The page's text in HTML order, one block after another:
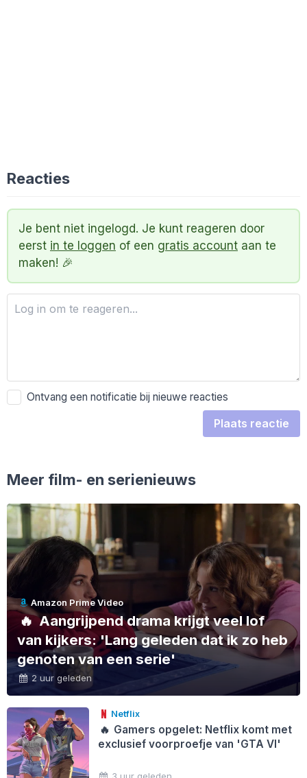
Reacties
Je bent niet ingelogd. Je kunt reageren door
eerst in te loggen of een gratis account aan te
maken! 🎉
Ontvang een notificatie bij nieuwe reacties
Plaats reactie
Meer film- en serienieuws
Amazon Prime Video
🔥Aangrijpend drama krijgt veel lof
van kijkers: 'Lang geleden dat ik zo heb
genoten van een serie'
2 uur geleden
Netflix
🔥 Gamers opgelet: Netflix komt met
exclusief voorproefje van 'GTA VI'
3 uur geleden